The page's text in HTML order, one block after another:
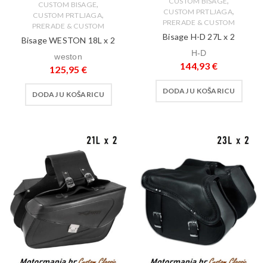
CUSTOM BISAGE,
CUSTOM PRTLJAGA,
PRERADE & CUSTOM
Bisage WESTON 18L x 2
weston
125,95 €
DODAJ U KOŠARICU
CUSTOM PRTLJAGA,
PRERADE & CUSTOM
Bisage H-D 27L x 2
H-D
144,93 €
DODAJ U KOŠARICU